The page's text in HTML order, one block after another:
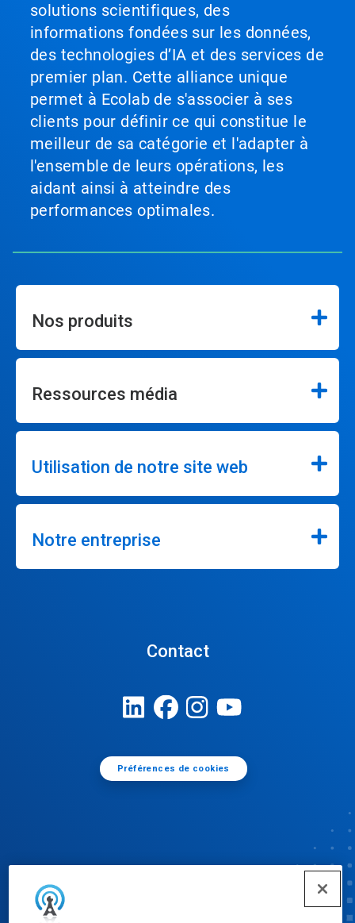
solutions scientifiques, des
informations fondées sur les données,
des technologies d’IA et des services de
premier plan. Cette alliance unique
permet à Ecolab de s'associer à ses
clients pour définir ce qui constitue le
meilleur de sa catégorie et l'adapter à
l'ensemble de leurs opérations, les
aidant ainsi à atteindre des
performances optimales.
Nos produits
Ressources média
Utilisation de notre site web
Notre entreprise
Contact
Préférences de cookies